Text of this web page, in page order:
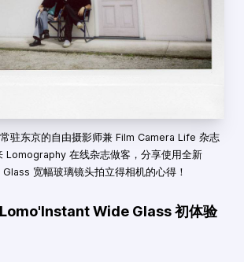
驻东京的自由摄影师兼 Film Camera Life 杂志
Lomography 在线杂志做客，分享使用全新
宽幅玻璃镜头拍立得相机的心得！
Wide Glass 初体验